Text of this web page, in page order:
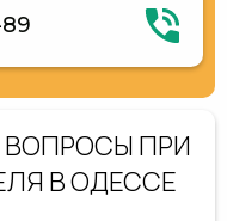
ПРИ
В ОДЕССЕ